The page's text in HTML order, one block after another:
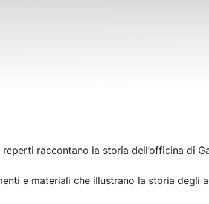
raccontano la storia dell’officina di
e materiali che illustrano la storia degli